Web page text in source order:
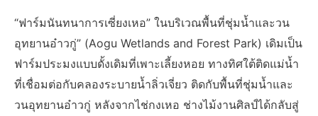
“ฟาร์มนันทนาการเซี่ยงเหอ” ในบริเวณพื้นที่ชุ่มน้ำและวน
อุทยานอ๋าวกู่” (Aogu Wetlands and Forest Park) เดิมเป็น
ฟาร์มประมงแบบดั้งเดิมที่เพาะเลี้ยงหอย ทางทิศใต้ติดแม่น้ำ
ที่เชื่อมต่อกับคลองระบายน้ำลิ่วเจี่ยว ติดกับพื้นที่ชุ่มน้ำและ
วนอุทยานอ๋าวกู่ หลังจากไช่กงเหอ ช่างไม้งานศิลป์ได้กลับสู่